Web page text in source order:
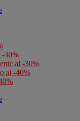
-30%
al -30%
al -40%